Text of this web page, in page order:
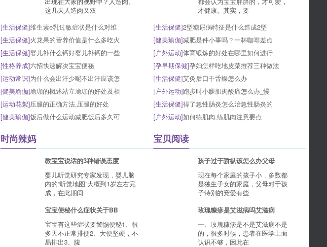
这几天人造肉又双
[生活保健]维生素e乳过敏症状是什么对维
[生活保健]火龙果的营养价值是什么多吃火
[生活保健]婴儿补什么钙好婴儿补钙的一些
[性格养成]六招快速解决宝宝便秘
[运动常识]为什么会出汗少呢不出汗应该怎
[健美瑜伽]瑜珈的概述站立瑜珈的好处及相
[运动花絮]压腿的正确方法,压腿的好处
[健美瑜伽]饭后做什么运动减肥饭后多久可
才健康。其实，要
[生活保健]2型糖尿病特征是什么造成2型
[健美瑜伽]减肥是件小事吗？一杯咖啡差点
[户外运动]体育锻炼的好处在哪里如何进行
[孕早期保健]孕妇怎样吃地皮菜推荐三种做法
[生活保健]艾灸后口干舌燥怎么办
[户外运动]跑步时小腿肌肉酸痛怎么办_慢
[生活保健]得了急性肠炎怎么治急性肠炎的
[户外运动]如何练肌肉,练肌肉注意要点
时尚辣妈
教宝宝说话的3种错误态度
婴儿听觉研究专家发现，婴儿脑
内的“听觉地图”大概到1岁左右完
成，在此期间
宝宝便秘什么症状关于BB
宝宝有这些症状要警惕便秘1、很
多天不正常排便2、大便坚硬，不
易排出3、腹
宝贝阅读
孩子过于骄纵该怎么办父母
现在每个家庭的孩子小，多数都
是独生子女的家庭，父母对于孩
子特别的宠爱有些
玫瑰糠疹是艾滋病吗艾滋病
一、玫瑰糠疹是不是艾滋病不是
的，很多时候，患者在医学上面
认识不够，因此在